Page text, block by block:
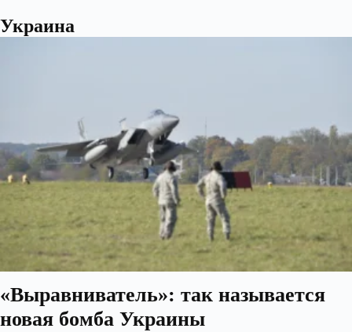
Украина
«Выравниватель»: так называется
новая бомба Украины